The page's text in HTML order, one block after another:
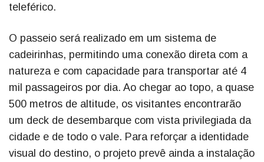
teleférico.
O passeio será realizado em um sistema de
cadeirinhas, permitindo uma conexão direta com a
natureza e com capacidade para transportar até 4
mil passageiros por dia. Ao chegar ao topo, a quase
500 metros de altitude, os visitantes encontrarão
um deck de desembarque com vista privilegiada da
cidade e de todo o vale. Para reforçar a identidade
visual do destino, o projeto prevê ainda a instalação